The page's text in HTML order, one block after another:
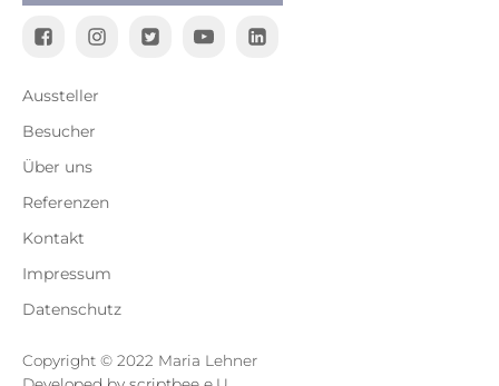
Aussteller
Besucher
Über uns
Referenzen
Kontakt
Impressum
Datenschutz
Copyright © 2022 Maria Lehner